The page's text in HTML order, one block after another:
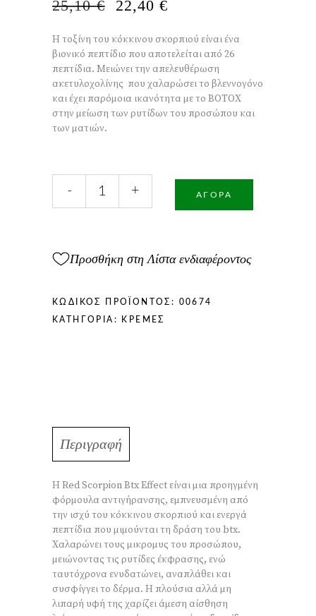
25,10€
Η
ΤΙΜΉ
ΕΊΝΑΙ:
25,10 €.
22,40€
ΤΙΜΉ
ΕΊΝΑΙ:
22,40 €.
Η τοξίνη του κόκκινου σκορπιού είναι ένα
βιονικό πεπτίδιο που αποτελείται από 26
πεπτίδια. Μειώνει την απελευθέρωση
ακετυλοχολίνης που χαλαρώσει το βλεννογόνο
και έχει παρόμοια ικανότητα με το BOTOX
στην μείωση των ρυτίδων του προσώπου και
των ματιών.
Red
Scorpion
50ml
ποσότητα
- + ΑΓΟΡΆ
Προσθήκη στη Λίστα ενδιαφέροντος
ΚΩΔΙΚΌΣ ΠΡΟΪΌΝΤΟΣ: 00674
ΚΑΤΗΓΟΡΊΑ: ΚΡΈΜΕΣ
Περιγραφή
Η Red Scorpion Btx Effect είναι μια προηγμένη
φόρμουλα αντιγήρανσης, εμπνευσμένη από
την ισχύ του κόκκινου σκορπιού και ενεργά
πεπτίδια που μιμούνται τη δράση του btx.
Χαλαρώνει τους μικρομυς του προσώπου,
μειώνοντας τις ρυτίδες έκφρασης, ενώ
ταυτόχρονα ενυδατώνει, αναπλάθει και
συσφίγγει το δέρμα. Η πλούσια αλλά μη
λιπαρή υφή της χαρίζει άμεση αίσθηση